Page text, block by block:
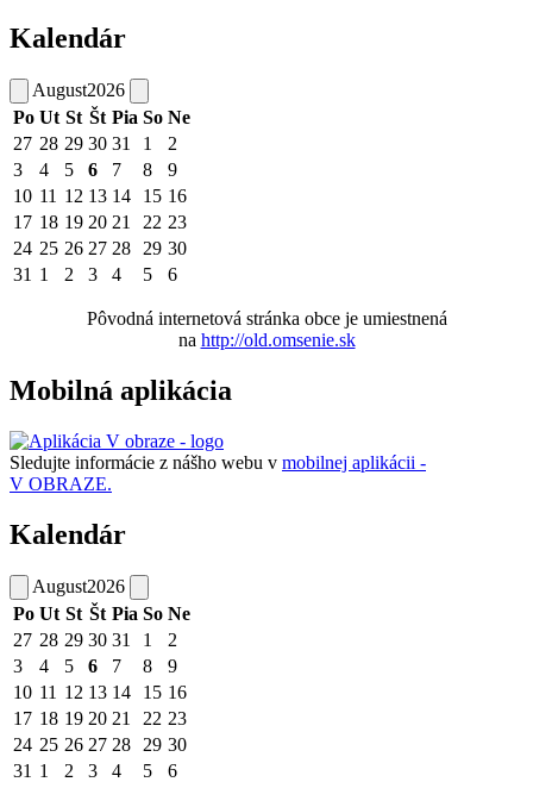
Kalendár
August2026
Po Ut St Št Pia So Ne
27 28 29 30 31 1
2
3
4 5 6 7 8
9
10 11 12 13 14 15 16
17 18 19 20 21 22 23
24 25 26 27 28 29 30
31 1 2 3 4 5 6
Pôvodná internetová stránka obce je umiestnená
na http://old.omsenie.sk
Mobilná aplikácia
Sledujte informácie z nášho webu v mobilnej aplikácii -
V OBRAZE.
Kalendár
August2026
Po Ut St Št Pia So Ne
27 28 29 30 31 1
2
3
4 5 6 7 8
9
10 11 12 13 14 15 16
17 18 19 20 21 22 23
24 25 26 27 28 29 30
31 1 2 3 4 5 6